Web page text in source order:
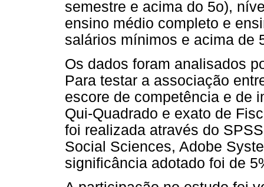
semestre e acima do 5o),
ensino médio completo e
salários mínimos e acima de
Os dados foram analisados
Para testar a associação
escore de competência e de
Qui-Quadrado e exato de
foi realizada através do
Social Sciences, Adobe
significância adotado foi de